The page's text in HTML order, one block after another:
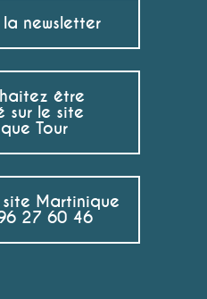
newsletter
être
sur le site
Tour
Martinique
27 60 46